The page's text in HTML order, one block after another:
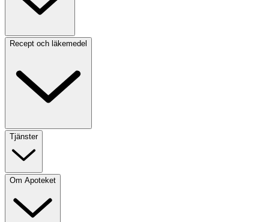
Recept och läkemedel
Tjänster
Om Apoteket